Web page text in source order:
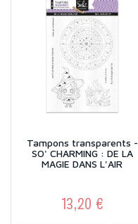
Tampons transparents -
SO' CHARMING : DE LA
MAGIE DANS L'AIR
Prix
13,20 €